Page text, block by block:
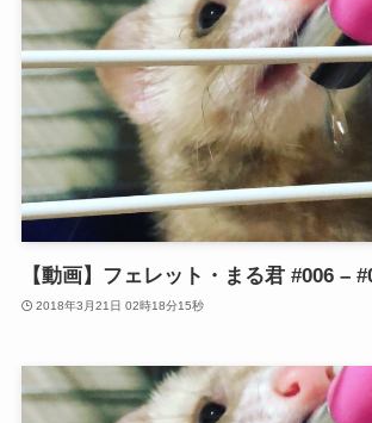
【動画】フェレット・まる君 #006 –
2018年3月21日 02時18分15秒